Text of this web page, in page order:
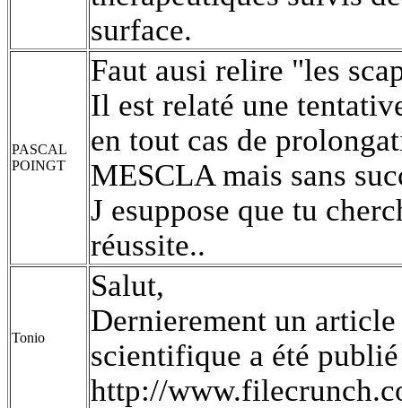
surface.
PASCAL
POINGT
Faut ausi relire "les
Il est relaté une
en tout cas de
MESCLA mais sans
J esuppose que tu
réussite..
Tonio
Salut,
Dernierement un
scientifique a été
http://